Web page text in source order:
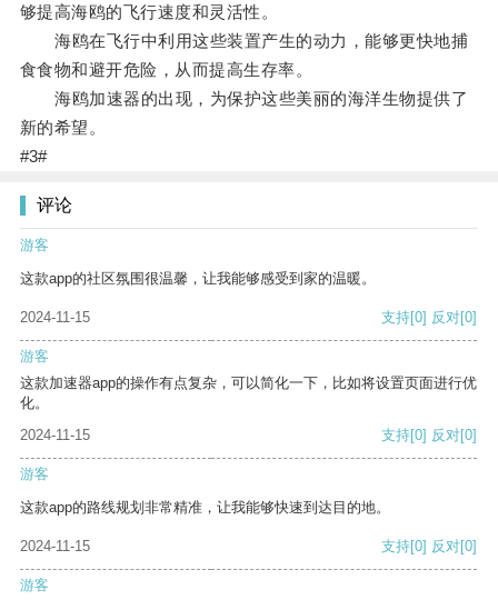
够提高海鸥的飞行速度和灵活性。
海鸥在飞行中利用这些装置产生的动力，能够更快地捕
食食物和避开危险，从而提高生存率。
海鸥加速器的出现，为保护这些美丽的海洋生物提供了
新的希望。
#3#
评论
游客
这款app的社区氛围很温馨，让我能够感受到家的温暖。
2024-11-15 支持[0] 反对[0]
游客
这款加速器app的操作有点复杂，可以简化一下，比如将设置页面进行优
化。
2024-11-15
支持[0] 反对[0]
游客
这款app的路线规划非常精准，让我能够快速到达目的地。
2024-11-15 支持[0] 反对[0]
游客